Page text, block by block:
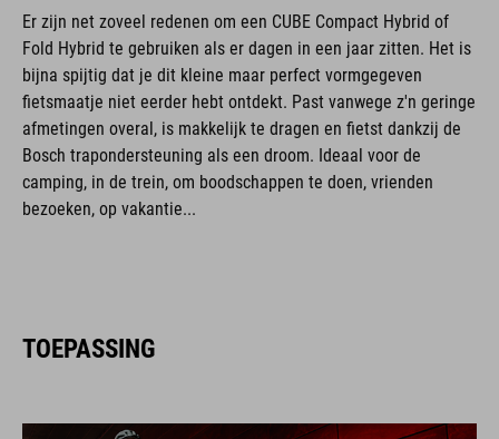
Er zijn net zoveel redenen om een CUBE Compact Hybrid of
Fold Hybrid te gebruiken als er dagen in een jaar zitten. Het is
bijna spijtig dat je dit kleine maar perfect vormgegeven
fietsmaatje niet eerder hebt ontdekt. Past vanwege z'n geringe
afmetingen overal, is makkelijk te dragen en fietst dankzij de
Bosch trapondersteuning als een droom. Ideaal voor de
camping, in de trein, om boodschappen te doen, vrienden
bezoeken, op vakantie...
TOEPASSING